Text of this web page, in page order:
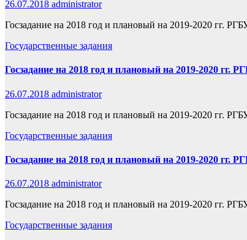
26.07.2018 administrator
Госзадание на 2018 год и плановый на 2019-2020 гг.
Государственные задания
Госзадание на 2018 год и плановый на 2019-2020
26.07.2018 administrator
Госзадание на 2018 год и плановый на 2019-2020 гг.
Государственные задания
Госзадание на 2018 год и плановый на 2019-2020
26.07.2018 administrator
Госзадание на 2018 год и плановый на 2019-2020 гг.
Государственные задания